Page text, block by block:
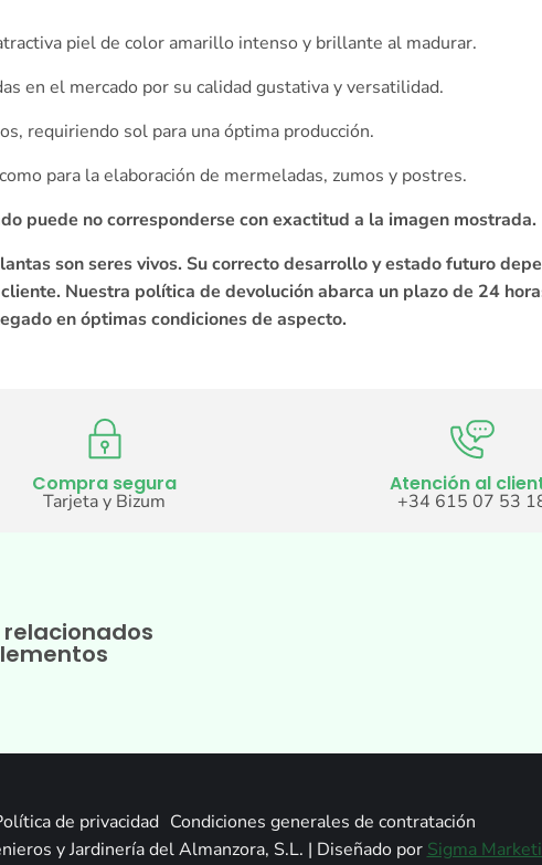
piel de color amarillo intenso y brillante al madurar.
en el mercado por su calidad gustativa y versatilidad.
requiriendo sol para una óptima producción.
para la elaboración de mermeladas, zumos y postres.
puede no corresponderse con exactitud a la imagen mostrada.
son seres vivos. Su correcto desarrollo y estado futuro
Nuestra política de devolución abarca un plazo de 24
en óptimas condiciones de aspecto.
Compra segura
Tarjeta y Bizum
Atención al
+34 615 07 53
de privacidad Condiciones generales de contratación
y Jardinería del Almanzora, S.L. | Diseñado por Sigma